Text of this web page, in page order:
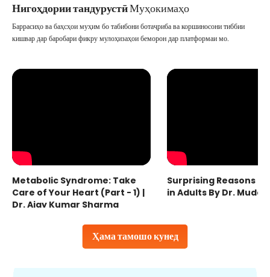
Нигоҳдории тандурустӣМуҳокимаҳо
Ҳама тамошо кунед
Баррасиҳо ва баҳсҳои муҳим бо табибони ботаҷриба ва коршиносони тиббии
кишвар дар баробари фикру мулоҳизаҳои беморон дар платформаи мо.
Metabolic Syndrome: Take
Care of Your Heart (Part - 1) |
Dr. Ajay Kumar Sharma
Surprising Reasons
in Adults By Dr.